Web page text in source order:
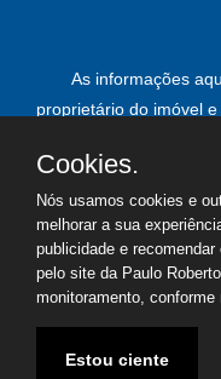
As informações
proprietário do imóvel
©2026Copyright -
Cookies.
Nós usamos cookies e
melhorar a sua
publicidade e
pelo site da Paulo
monitoramento, conforme
Estou ciente